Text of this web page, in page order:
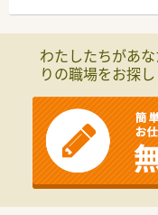
■薬剤師は正社員
【職場環境と雰囲気
■50代のベテラ
り、経験の浅い方
る環境です。
■店舗ごとに地域
おいてもスタッフ
です。
■女性のキャリア
職へ昇進した女性
わたしたちがあ
りの職場をお探し